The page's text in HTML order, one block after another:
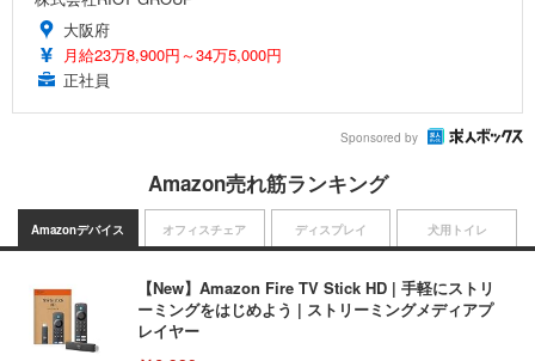
大阪府
月給23万8,900円～34万5,000円
正社員
Sponsored by
Amazon売れ筋ランキング
Amazonデバイス
【New】Amazon Fire TV Stick HD | 手軽にストリ
ーミングをはじめよう | ストリーミングメディアプ
レイヤー
オフィスチェア ディスプレイ 犬用トイレ